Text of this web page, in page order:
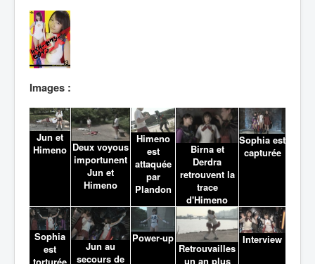
Images :
Jun et
Himeno Deux voyous
importunent
Jun et
Himeno
Himeno
est
attaquée
par
Plandon
Birna et
Derdra
retrouvent la
trace
d'Himeno
Sophia est
capturée
Sophia
est
torturée
Jun au
secours de
Power-up
Retrouvailles
un an plus
Interview